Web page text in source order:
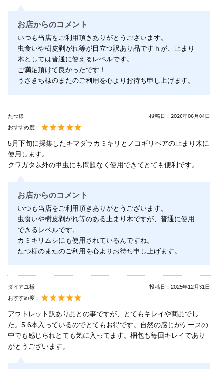
お店からのコメント
いつも当店をご利用頂きありがとうございます。
虫食いや樹皮剥がれ等が目立つ訳あり品ですｈが、止まり
木としては普通に使えるレベルです。
ご満足頂けて良かったです！
うさきち様のまたのご利用を心よりお待ち申し上げます。
たつ様 投稿日： 2026年06月04日
おすすめ度：
5月下旬に採集したキマダラカミキリとノコギリペアの止まり木に
使用します。
クワガタ以外の甲虫にも問題なく使用できてとても便利です。
お店からのコメント
いつも当店をご利用頂きありがとうございます。
虫食いや樹皮剥がれ等のある止まり木ですが、普通に使用
できるレベルです。
カミキリムシにも使用されているんですね。
たつ様のまたのご利用を心よりお待ち申し上げます。
ダイアユ様 投稿日： 2025年12月31日
おすすめ度：
アウトレット訳あり品との事ですが、とてもキレイや商品でし
た。5.6本入っているのでとてもお得です。自然の感じがケースの
中でも感じられとても気に入ってます。梱包も毎回キレイであり
がとうございます。